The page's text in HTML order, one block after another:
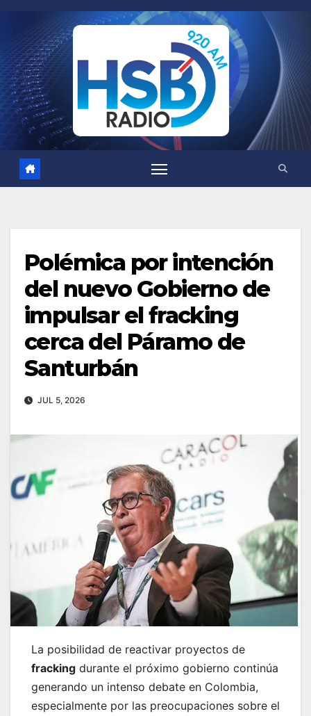
contenido
Polémica por intención
del nuevo Gobierno de
impulsar el fracking
cerca del Páramo de
Santurbán
JUL 5, 2026
La posibilidad de reactivar proyectos de
fracking durante el próximo gobierno continúa
generando un intenso debate en Colombia,
especialmente por las preocupaciones sobre el